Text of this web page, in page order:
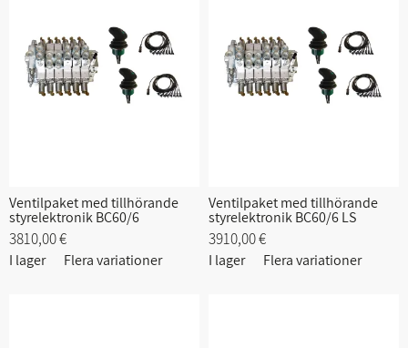
Ventilpaket med tillhörande
styrelektronik BC60/6
3810,00 €
I lager Flera variationer
Ventilpaket med tillhörande
styrelektronik BC60/6 LS
3910,00 €
I lager Flera variationer